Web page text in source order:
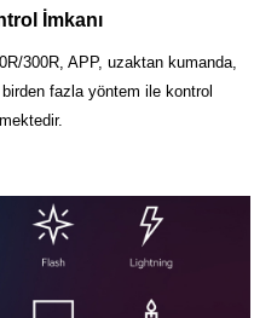
İmkanı
300R, APP, uzaktan kumanda,
fazla yöntem ile kontrol